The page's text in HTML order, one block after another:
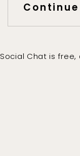
Social Chat is